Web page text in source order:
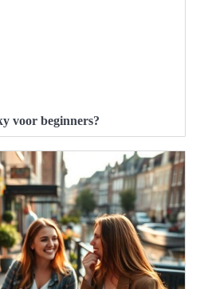
voor beginners?